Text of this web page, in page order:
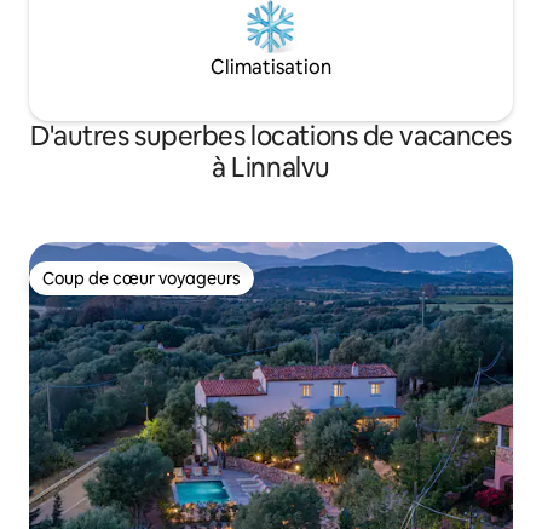
Climatisation
D'autres superbes locations de vacances
à Linnalvu
Coup de cœur voyageurs
Coup de cœur voyageurs